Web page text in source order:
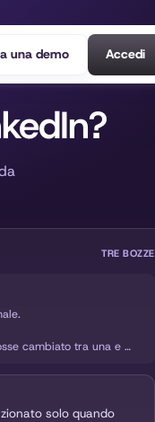
una demo Accedi
TRE BOZZE
cambiato tra una e
rilasciamo qualcosa.
che cosa c’è di
solo quando